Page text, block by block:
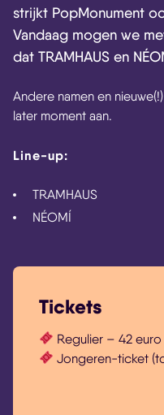
strijkt PopMonument
Vandaag mogen we
dat TRAMHAUS en
Andere namen en
later moment aan.
Line-up:
TRAMHAUS
NÉOMÍ
Tickets
Regulier – 42 euro
Jongeren-ticket